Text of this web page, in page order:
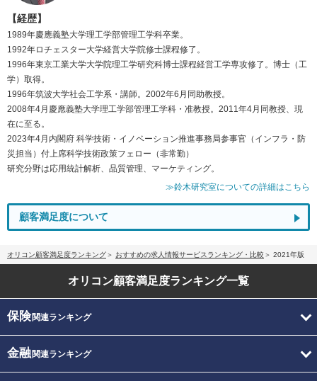
【経歴】
1989年慶應義塾大学理工学部管理工学科卒業。
1992年ロチェスター大学経営大学院修士課程修了。
1996年東京工業大学大学院理工学研究科博士課程経営工学専攻修了。博士（工
学）取得。
1996年筑波大学社会工学系・講師。2002年6月同助教授。
2008年4月慶應義塾大学理工学部管理工学科・准教授。2011年4月同教授、現
在に至る。
2023年4月内閣府 科学技術・イノベーション推進事務局参事官（インフラ・防
災担当）付上席科学技術政策フェロー（非常勤）
研究分野は応用統計解析、品質管理、マーケティング。
≫鈴木研究室についての詳細はこちら
顧客満足度について
オリコン顧客満足度ランキング おすすめの求人情報サービスランキング・比較 2021年版
オリコン顧客満足度ランキング一覧
保険関連ランキング
金融関連ランキング